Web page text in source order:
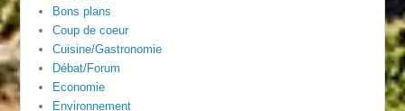
Bons plans
Coup de coeur
Cuisine/Gastronomie
Débat/Forum
Economie
Environnement